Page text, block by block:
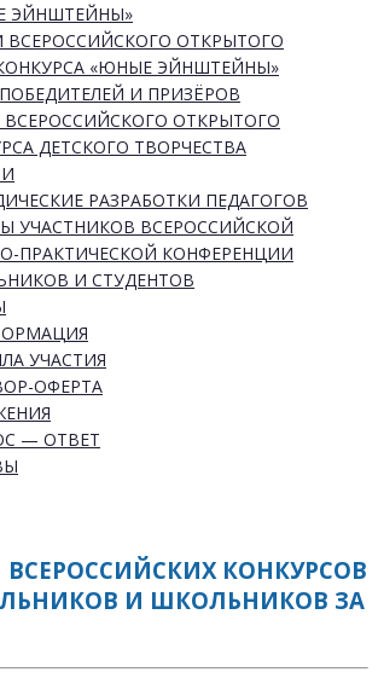
ЭЙНШТЕЙНЫ»
ВСЕРОССИЙСКОГО ОТКРЫТОГО
«ЮНЫЕ ЭЙНШТЕЙНЫ»
И ПРИЗЁРОВ
ВСЕРОССИЙСКОГО ОТКРЫТОГО
ДЕТСКОГО ТВОРЧЕСТВА
РАЗРАБОТКИ ПЕДАГОГОВ
УЧАСТНИКОВ ВСЕРОССИЙСКОЙ
ПРАКТИЧЕСКОЙ КОНФЕРЕНЦИИ
И СТУДЕНТОВ
УЧАСТИЯ
ОФЕРТА
— ОТВЕТ
ВСЕРОССИЙСКИХ КОНКУРСОВ
И ШКОЛЬНИКОВ ЗА